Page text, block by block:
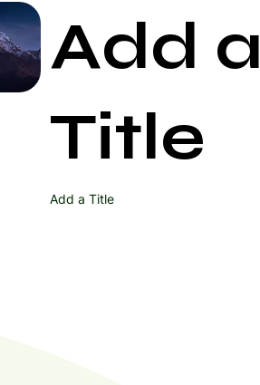
Add a
Title
Add a Title